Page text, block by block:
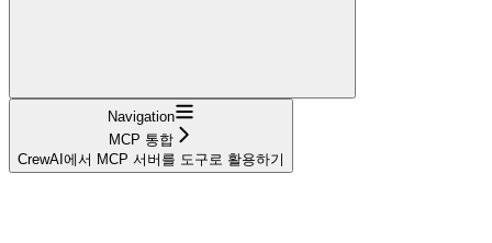
Navigation
MCP 통합
CrewAI에서 MCP 서버를 도구로 활용하기